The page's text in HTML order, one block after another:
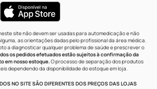
site não devem ser usadas para automedicação e não
as orientações dadas pelo profissional da área médica.
a diagnosticar qualquer problema de saúde e prescrever o
os pedidos efetuados estão sujeitos à confirmação da
em nosso estoque.O processo de separação dos produtos
dependendo da disponibilidade do estoque em loja.
NO SITE SÃO DIFERENTES DOS PREÇOS DAS LOJAS